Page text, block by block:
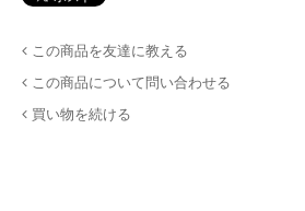
この商品を友達に教える
この商品について問い合わせる
買い物を続ける